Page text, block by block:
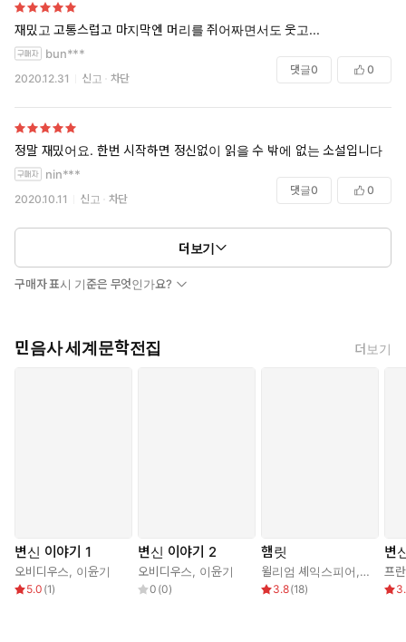
재밌고 고통스럽고 마지막엔 머리를 쥐어짜면서도 웃고...
bun***
2020.12.31 신고 차단
댓글0 0
정말 재밌어요. 한번 시작하면 정신없이 읽을 수 밖에 없는 소설입니다
nin***
2020.10.11 신고 차단
댓글0 0
더보기
구매자 표시 기준은 무엇인가요?
민음사 세계문학전집 더보기
변신 이야기 1
오비디우스 이윤기
5.0 (1)
변신 이야기 2
오비디우스 이윤기
0 (0)
햄릿
윌리엄 셰익스피어 최종철
3.8(18)
변
프